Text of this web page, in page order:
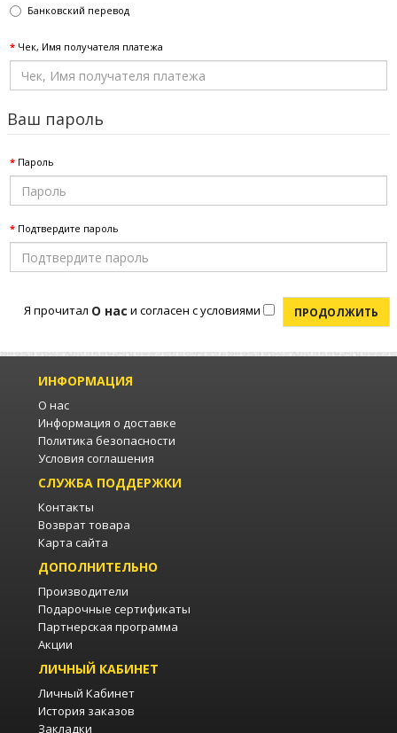
Банковский перевод
Чек, Имя получателя платежа
Ваш пароль
Пароль
Подтвердите пароль
Я прочитал О нас и согласен с условиями
ИНФОРМАЦИЯ
О нас
Информация о доставке
Политика безопасности
Условия соглашения
СЛУЖБА ПОДДЕРЖКИ
Контакты
Возврат товара
Карта сайта
ДОПОЛНИТЕЛЬНО
Производители
Подарочные сертификаты
Партнерская программа
Акции
ЛИЧНЫЙ КАБИНЕТ
Личный Кабинет
История заказов
Закладки